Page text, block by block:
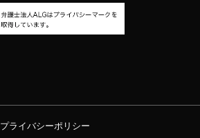
プライバシーポリシー